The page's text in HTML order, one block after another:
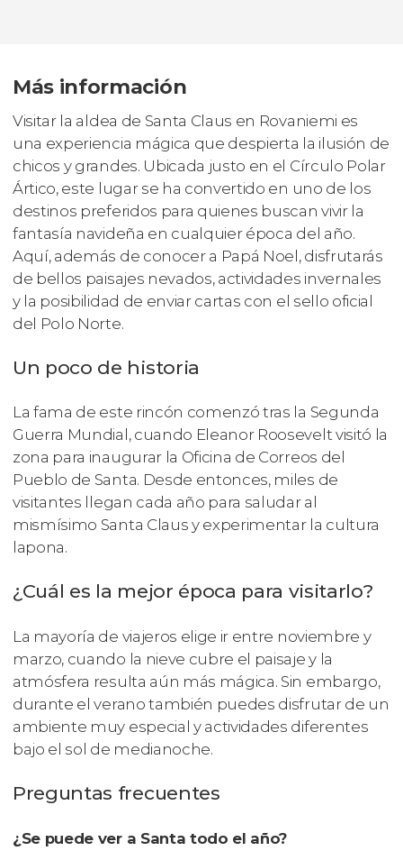
Más información
Visitar la aldea de Santa Claus en Rovaniemi es
una experiencia mágica que despierta la ilusión de
chicos y grandes. Ubicada justo en el Círculo Polar
Ártico, este lugar se ha convertido en uno de los
destinos preferidos para quienes buscan vivir la
fantasía navideña en cualquier época del año.
Aquí, además de conocer a Papá Noel, disfrutarás
de bellos paisajes nevados, actividades invernales
y la posibilidad de enviar cartas con el sello oficial
del Polo Norte.
Un poco de historia
La fama de este rincón comenzó tras la Segunda
Guerra Mundial, cuando Eleanor Roosevelt visitó la
zona para inaugurar la Oficina de Correos del
Pueblo de Santa. Desde entonces, miles de
visitantes llegan cada año para saludar al
mismísimo Santa Claus y experimentar la cultura
lapona.
¿Cuál es la mejor época para visitarlo?
La mayoría de viajeros elige ir entre noviembre y
marzo, cuando la nieve cubre el paisaje y la
atmósfera resulta aún más mágica. Sin embargo,
durante el verano también puedes disfrutar de un
ambiente muy especial y actividades diferentes
bajo el sol de medianoche.
Preguntas frecuentes
¿Se puede ver a Santa todo el año?